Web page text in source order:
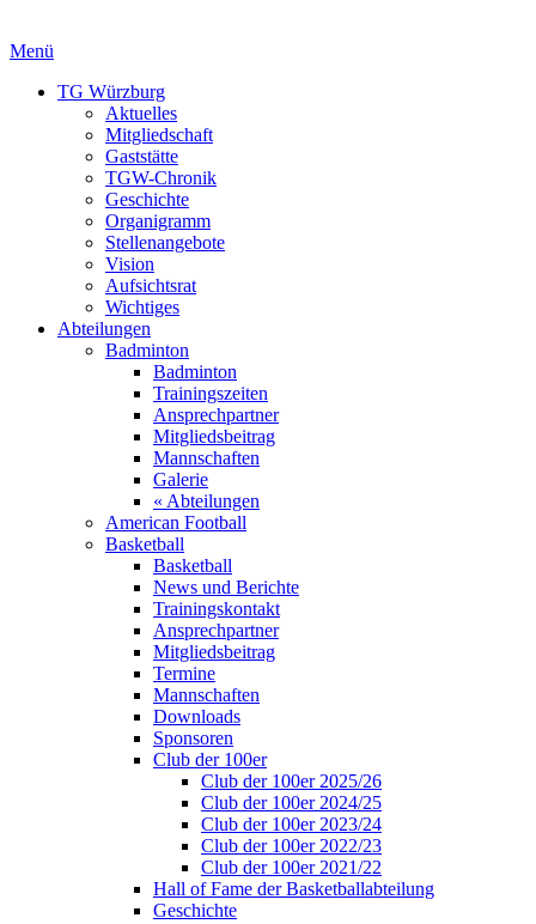
Menü
TG Würzburg
Aktuelles
Mitgliedschaft
Gaststätte
TGW-Chronik
Geschichte
Organigramm
Stellenangebote
Vision
Aufsichtsrat
Wichtiges
Abteilungen
Badminton
Badminton
Trainingszeiten
Ansprechpartner
Mitgliedsbeitrag
Mannschaften
Galerie
« Abteilungen
American Football
Basketball
Basketball
News und Berichte
Trainingskontakt
Ansprechpartner
Mitgliedsbeitrag
Termine
Mannschaften
Downloads
Sponsoren
Club der 100er
Club der 100er 2025/26
Club der 100er 2024/25
Club der 100er 2023/24
Club der 100er 2022/23
Club der 100er 2021/22
Hall of Fame der Basketballabteilung
Geschichte